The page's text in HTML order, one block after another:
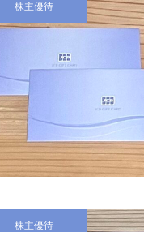
株主優待
株主優待